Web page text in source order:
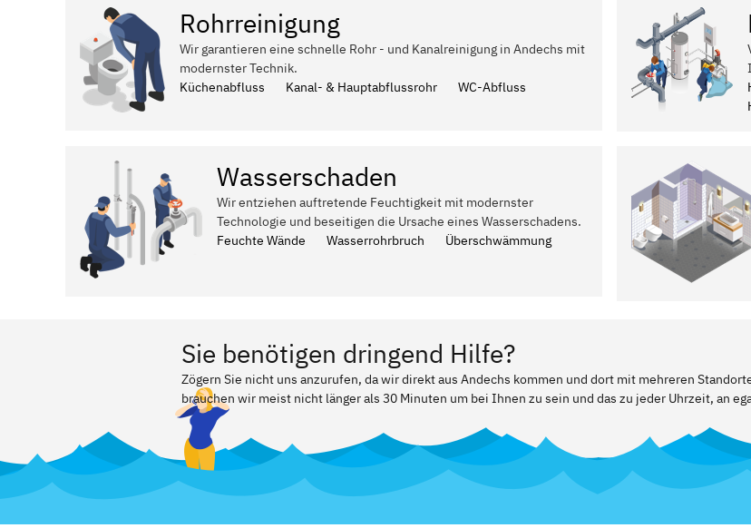
Rohrreinigung
Wir garantieren eine schnelle Rohr - und Kanalreinigung in Andechs mit
modernster Technik.
Küchenabfluss
Kanal- & Hauptabflussrohr WC-Abfluss
Wasserschaden
Wir entziehen auftretende Feuchtigkeit mit modernster
Technologie und beseitigen die Ursache eines Wasserschadens.
Feuchte Wände
Wasserrohrbruch Überschwämmung
Sie benötigen dringend Hilfe?
Zögern Sie nicht uns anzurufen, da wir direkt aus Andechs kommen und dort mit mehreren
brauchen wir meist nicht länger als 30 Minuten um bei Ihnen zu sein und das zu jeder Uhrzeit, an